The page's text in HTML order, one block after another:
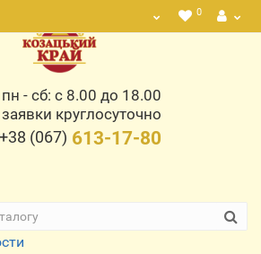
0
пн - сб: с 8.00 до 18.00
заявки круглосуточно
+38 (067) 613-17-80